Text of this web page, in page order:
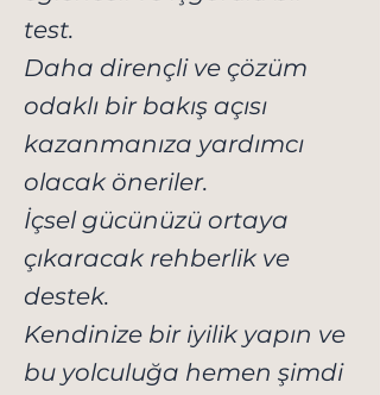
test.
Daha dirençli ve çözüm
odaklı bir bakış açısı
kazanmanıza yardımcı
olacak öneriler.
İçsel gücünüzü ortaya
çıkaracak rehberlik ve
destek.
Kendinize bir iyilik yapın ve
bu yolculuğa hemen şimdi